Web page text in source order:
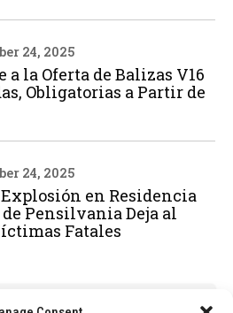
24, 2025
a la Oferta de Balizas V16
Obligatorias a Partir de
24, 2025
en Residencia
Pensilvania Deja al
Fatales